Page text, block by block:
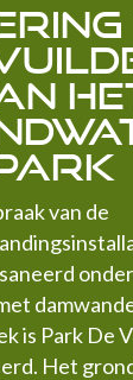
van de
is Park De
Het